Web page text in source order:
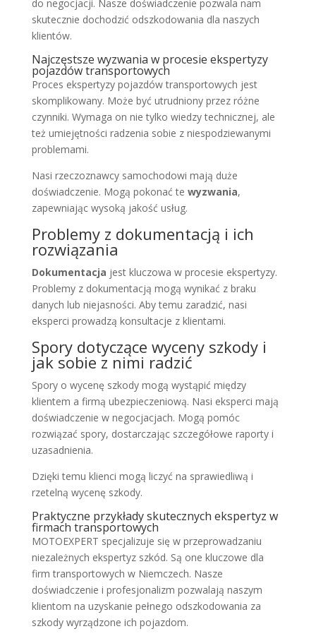
do negocjacji. Nasze doświadczenie pozwala nam
skutecznie dochodzić odszkodowania dla naszych
klientów.
Najczęstsze wyzwania w procesie ekspertyzy
pojazdów transportowych
Proces ekspertyzy pojazdów transportowych jest
skomplikowany. Może być utrudniony przez różne
czynniki. Wymaga on nie tylko wiedzy technicznej, ale
też umiejętności radzenia sobie z niespodziewanymi
problemami.
Nasi rzeczoznawcy samochodowi mają duże
doświadczenie. Mogą pokonać te wyzwania,
zapewniając wysoką jakość usług.
Problemy z dokumentacją i ich
rozwiązania
Dokumentacja jest kluczowa w procesie ekspertyzy.
Problemy z dokumentacją mogą wynikać z braku
danych lub niejasności. Aby temu zaradzić, nasi
eksperci prowadzą konsultacje z klientami.
Spory dotyczące wyceny szkody i
jak sobie z nimi radzić
Spory o wycenę szkody mogą wystąpić między
klientem a firmą ubezpieczeniową. Nasi eksperci mają
doświadczenie w negocjacjach. Mogą pomóc
rozwiązać spory, dostarczając szczegółowe raporty i
uzasadnienia.
Dzięki temu klienci mogą liczyć na sprawiedliwą i
rzetelną wycenę szkody.
Praktyczne przykłady skutecznych ekspertyz w
firmach transportowych
MOTOEXPERT specjalizuje się w przeprowadzaniu
niezależnych ekspertyz szkód. Są one kluczowe dla
firm transportowych w Niemczech. Nasze
doświadczenie i profesjonalizm pozwalają naszym
klientom na uzyskanie pełnego odszkodowania za
szkody wyrządzone ich pojazdom.